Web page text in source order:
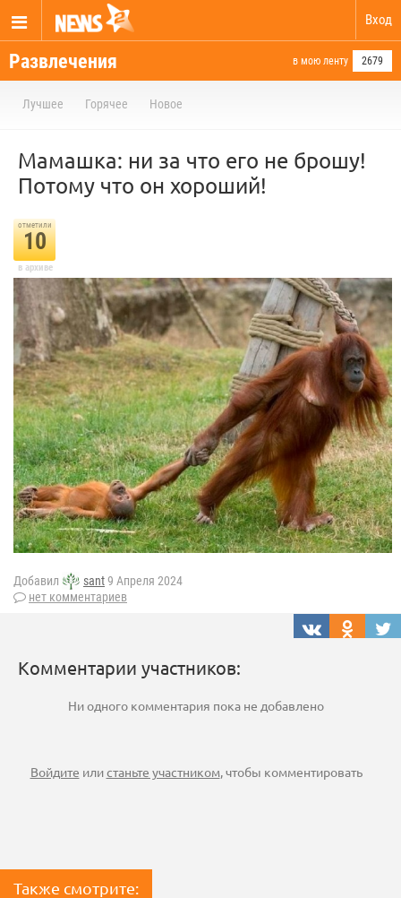
Вход
Развлечения в мою ленту 2679
Лучшее Горячее Новое
Мамашка: ни за что его не брошу!
Потому что он хороший!
отметили
10
в архиве
Добавил sant9 Апреля 2024
нет комментариев
Комментарии участников:
Ни одного комментария пока не добавлено
Войдите илистаньте участником, чтобы комментировать
Также смотрите: